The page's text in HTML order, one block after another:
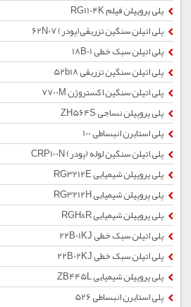
پلی پروپیلن فیلم RG1104K
پلی اتیلن سنگین تزریقی(پودر) 62N07
پلی اتیلن سبک خطی 18B01
پلی اتیلن سنگین تزریقی 52b18
پلی اتیلن سنگین اکستروژن 7700M
پلی پروپیلن نساجی ZH564S
پلی استایرن انبساطی 100
پلی اتیلن سنگین لوله (پودر) CRP100N
پلی پروپیلن شیمیایی RG3212E
پلی پروپیلن شیمیایی RG3212H
پلی پروپیلن شیمیایی RGH&R
پلی اتیلن سبک خطی 22B01KJ
پلی اتیلن سبک خطی 22B02KJ
پلی پروپیلن شیمیایی ZB445L
پلی استایرن انبساطی 526